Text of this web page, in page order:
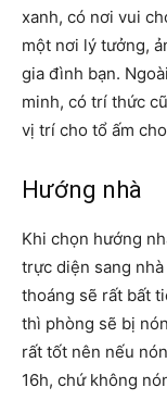
xanh, có nơi vui
một nơi lý tưởng,
gia đình bạn.
minh, có trí thức
vị trí cho tổ ấm
Hướng nhà
Khi chọn hướng
trực diện sang
thoáng sẽ rất bất
thì phòng sẽ bị
rất tốt nên nếu
16h, chứ không